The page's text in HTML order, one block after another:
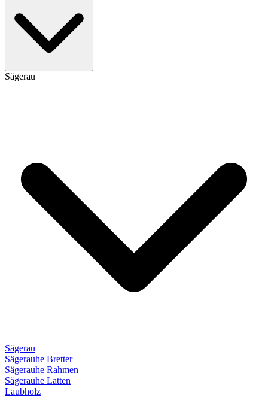
Sägerau
Sägerau
Sägerauhe Bretter
Sägerauhe Rahmen
Sägerauhe Latten
Laubholz